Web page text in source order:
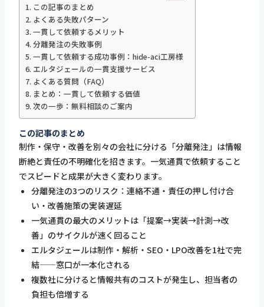
この記事のまとめ
よくある失敗パターン
一貫して依頼するメリット
分離発注の失敗事例
一貫して依頼する成功事例：hide-aci工房様
エルタジェールの一貫支援サービス
よくある質問（FAQ）
まとめ：一貫して依頼する価値
次の一歩：無料相談のご案内
この記事のまとめ
制作・保守・改善を別々の会社に分ける「分離発注」は情報
断絶と責任の不明確化を招きます。一気通貫で依頼すること
でスピードと成果が大きく変わります。
分離発注の3つのリスク：連絡不通・責任の押し付け合
い・改善施策の実装遅延
一気通貫の最大のメリットは「提案→実装→計測→改
善」のサイクルが速く回ること
エルタジェールは制作・解析・SEO・LPO改善を1社で完
結——窓口が一本化される
複数社に分けると情報共有のコストが発生し、担当者の
負担も倍増する